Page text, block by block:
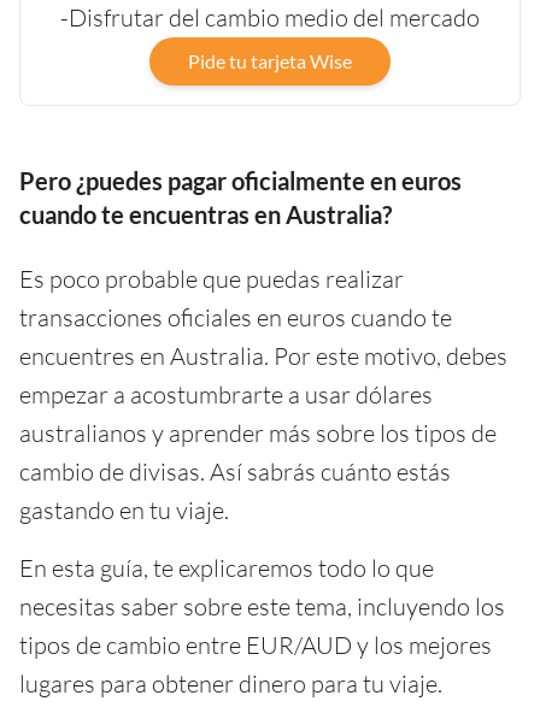
-Disfrutar del cambio medio del mercado
Pide tu tarjeta Wise
Pero ¿puedes pagar oficialmente en euros
cuando te encuentras en Australia?
Es poco probable que puedas realizar
transacciones oficiales en euros cuando te
encuentres en Australia. Por este motivo, debes
empezar a acostumbrarte a usar dólares
australianos y aprender más sobre los tipos de
cambio de divisas. Así sabrás cuánto estás
gastando en tu viaje.
En esta guía, te explicaremos todo lo que
necesitas saber sobre este tema, incluyendo los
tipos de cambio entre EUR/AUD y los mejores
lugares para obtener dinero para tu viaje.